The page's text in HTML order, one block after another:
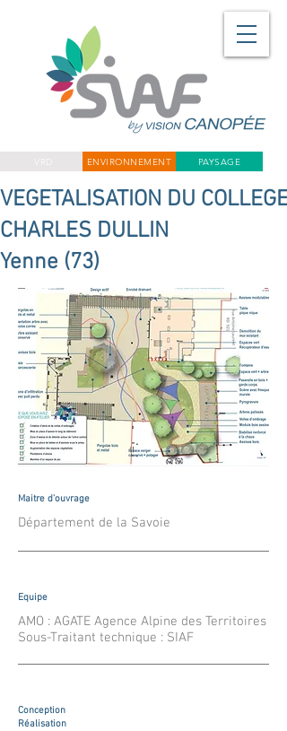
ENVIRONNEMENT PAYSAGE
VEGETALISATION DU COLLEGE
CHARLES DULLIN
Yenne (73)
Maitre d'ouvrage
Département de la Savoie
Equipe
AMO : AGATE Agence Alpine des Territoires
Sous-Traitant technique : SIAF
Conception
Réalisation